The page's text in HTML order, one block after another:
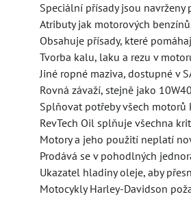
Speciální přísady jsou
Atributy jak motorových
Obsahuje přísady, které
Tvorba kalu, laku a rezu v
Jiné ropné maziva, dostupné v
Rovná závaží, stejně jako
Splňovat potřeby všech motorů
RevTech Oil splňuje všechna
Motory a jeho použití neplatí
Prodává se v pohodlných
Ukazatel hladiny oleje, aby
Motocykly Harley-Davidson